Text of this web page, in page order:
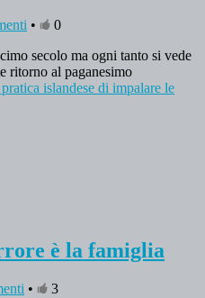
•
0
secolo ma ogni tanto si vede
ritorno al paganesimo
islandese di impalare le
è la famiglia
•
3